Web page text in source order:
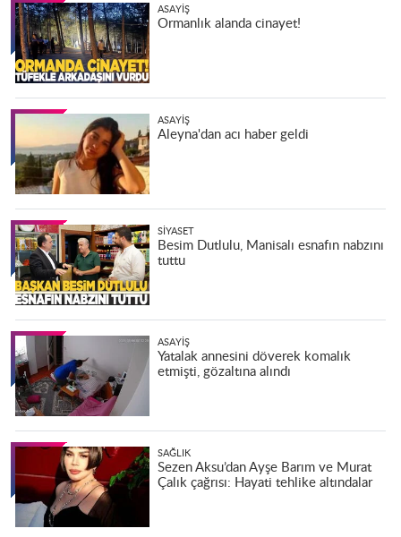
ASAYIŞ
Ormanlık alanda cinayet!
ASAYIŞ
Aleyna'dan acı haber geldi
SIYASET
Besim Dutlulu, Manisalı esnafın nabzını
tuttu
ASAYIŞ
Yatalak annesini döverek komalık
etmişti, gözaltına alındı
SAĞLIK
Sezen Aksu’dan Ayşe Barım ve Murat
Çalık çağrısı: Hayati tehlike altındalar